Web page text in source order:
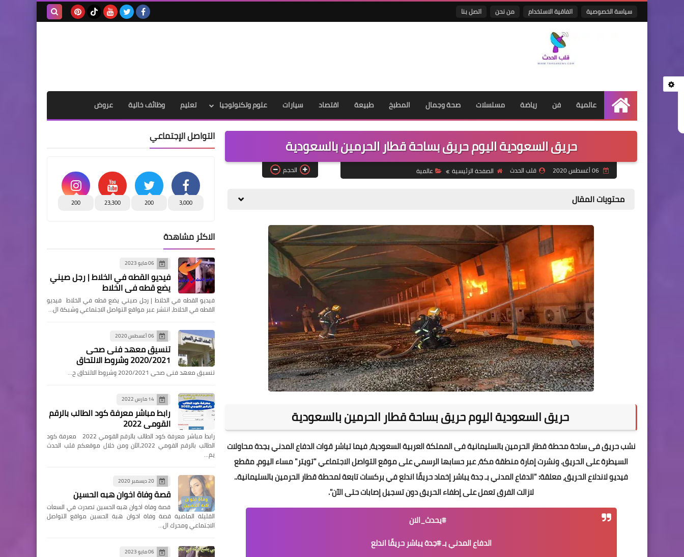
سياسة الخصوصية اتفاقية الاستخدام من نحن اتصل بنا
الرئيسية
عالمية فن رياضة مسلسلات صحة وجمال المطبخ طبيعة اقتصاد سيارات علوم وتكنولوجيا تعليم وظائف خالية عروض
حريق السعودية اليوم حريق بساحة قطار الحرمين بالسعودية
06 أغسطس 2020 قلب الحدث الصفحة الرئيسية عالمية الحجم
محتويات المقال
حريق السعودية اليوم حريق بساحة قطار الحرمين بالسعودية
نشب حريق فى ساحة محطة قطار الحرمين بالسليمانية فى المملكة العربية السعودية، فيما تباشر قوات الدفاع المدني بجدة محاولات
السيطرة على الحريق. ونشرت إمارة منطقة مكة، عبر حسابها الرسمي على موقع التواصل الاجتماعي "تويتر" مساء اليوم، مقطع
فيديو لاندلاع الحريق، معلقة: "الدفاع المدني بـ جدة يباشر إخماد حريقًا اندلع في بركسات تابعة لمحطة قطار الحرمين بالسليمانية..
لازالت الفرق تعمل على إطفاء الحريق دون تسجيل إصابات حتى الآن".
#يحدث_الان
الدفاع المدني بـ#جدةيباشر حريقًا اندلع
التواصل الإجتماعي
3,000
200
23,300
200
الاكثر مشاهدة
06 مايو 2023
فيديو القطه في الخلاط | رجل صيني
يضع قطه في الخلاط
فيديو القطه في الخلاط | رجل صيني يضع قطه في الخلاط فيديو
القطه في الخلاط، انتشر عبر مواقع التواصل الاجتماعي وشبكة ال…
06 أغسطس 2020
تنسيق معهد فنى صحى
2020/2021 وشروط الالتحاق
تنسيق معهد فنى صحى 2020/2021 وشروط الالتحاق ح…
14 مارس 2022
رابط مباشر معرفة كود الطالب بالرقم
القومي 2022
رابط مباشر معرفة كود الطالب بالرقم القومي 2022 معرفة كود
الطالب بالرقم القومي 2022،الآن ومن خلال موقعكم قلب الحدث
يم…
20 ديسمبر 2020
قصة وفاة اخوان هبه الحسين
قصة وفاة اخوان هبه الحسين تصدرت في السعات
القليلة الماضية قصة وفاة اخوان هبة الحسين مواقع التواصل
الاجتماعي ومحرك ال…
06 مايو 2023